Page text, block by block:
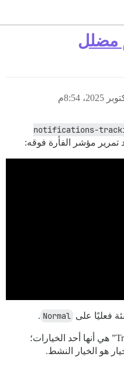
مضلل
notifications-
فعليًا على Normal
.
المشكلة في استخدام كلمة “Tracking” هي أنها أحد الخيارات؛
هو الخيار النشط.